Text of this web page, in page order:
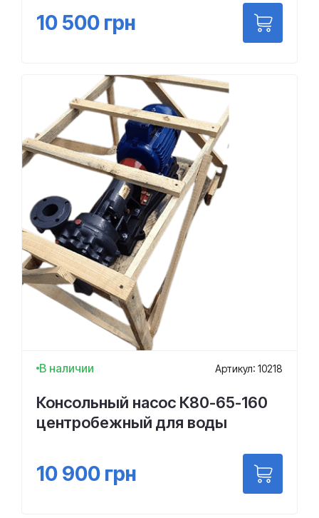
10 500 грн
В наличии Артикул: 10218
Консольный насос К80-65-160
центробежный для воды
10 900 грн